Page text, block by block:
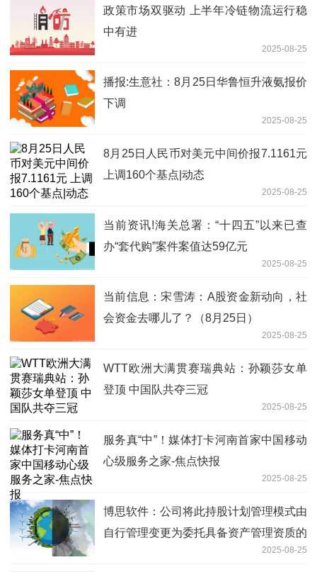
政策市场双驱动 上半年冷链物流运行稳
中有进
2025-08-25
播报:生意社：8月25日华鲁恒升液氨报价
下调
2025-08-25
8月25日人民币对美元中间价报7.1161元
上调160个基点|动态
2025-08-25
当前资讯!海关总署：“十四五”以来已查
办“套代购”案件案值达59亿元
2025-08-25
当前信息：宋雪涛：A股资金新动向，社
会资金去哪儿了？（8月25日）
2025-08-25
WTT欧洲大满贯赛瑞典站：孙颖莎女单
登顶 中国队共夺三冠
2025-08-25
服务真“中”！媒体打卡河南首家中国移动
心级服务之家-焦点快报
2025-08-25
博思软件：公司将此持股计划管理模式由
自行管理变更为委托具备资产管理资质的
2025-08-25